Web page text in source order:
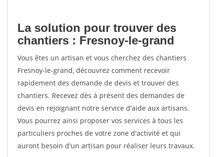
La solution pour trouver des
chantiers : Fresnoy-le-grand
Vous êtes un artisan et vous cherchez des chantiers
Fresnoy-le-grand, découvrez comment recevoir
rapidement des demande de devis et trouver des
chantiers. Recevez dès à présent des demandes de
devis en rejoignant notre service d'aide aux artisans.
Vous pourrez ainsi proposer vos services à tous les
particuliers proches de votre zone d'activité et qui
auront besoin d'un artisan pour réaliser leurs travaux.